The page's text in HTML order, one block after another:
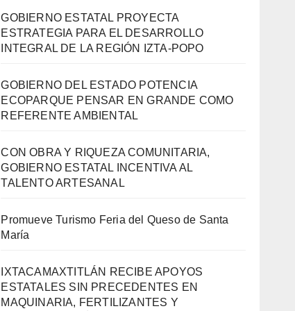
GOBIERNO ESTATAL PROYECTA
ESTRATEGIA PARA EL DESARROLLO
INTEGRAL DE LA REGIÓN IZTA-POPO
GOBIERNO DEL ESTADO POTENCIA
ECOPARQUE PENSAR EN GRANDE COMO
REFERENTE AMBIENTAL
CON OBRA Y RIQUEZA COMUNITARIA,
GOBIERNO ESTATAL INCENTIVA AL
TALENTO ARTESANAL
Promueve Turismo Feria del Queso de Santa
María
IXTACAMAXTITLÁN RECIBE APOYOS
ESTATALES SIN PRECEDENTES EN
MAQUINARIA, FERTILIZANTES Y